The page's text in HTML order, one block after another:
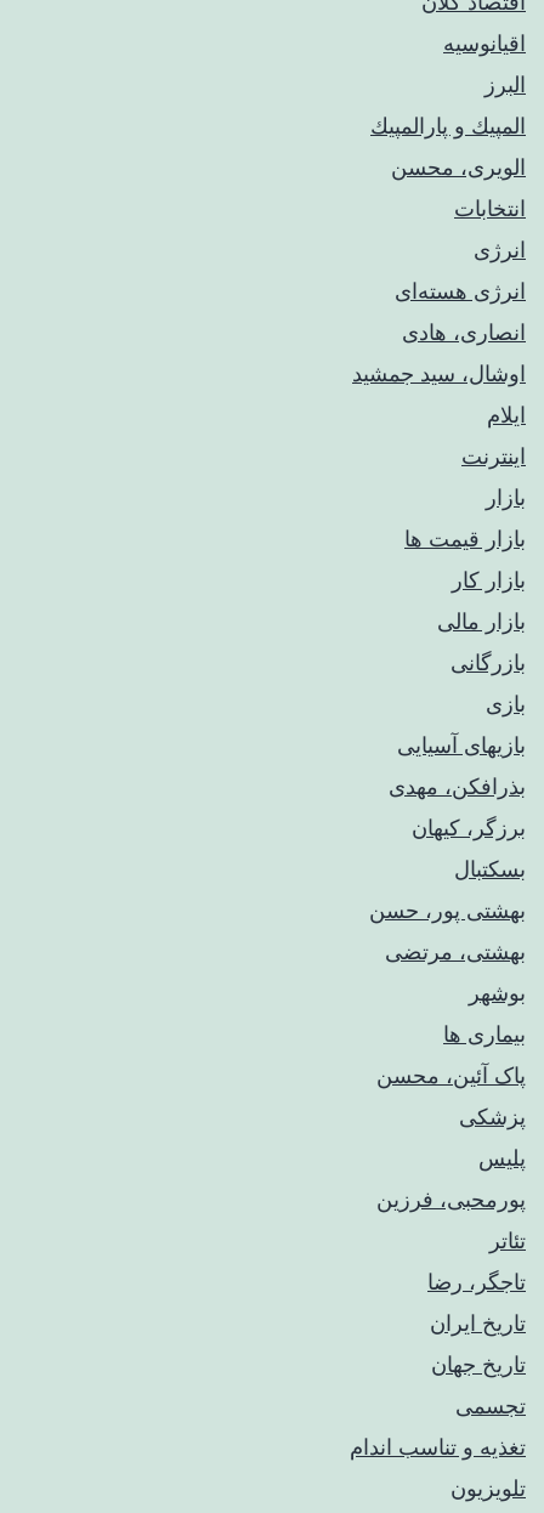
اقیانوسیه
البرز
المپيك و پارالمپيك
الویری، محسن
انتخابات
انرژی
انرژی هسته‌ای
انصاری، هادی
اوشال، سید جمشید
ایلام
اینترنت
بازار
بازار قیمت ها
بازار کار
بازار مالی
بازرگانی
بازی
بازیهای آسیایی
بذرافکن، مهدی
برزگر، کیهان
بسکتبال
بهشتی پور، حسن
بهشتی، مرتضی
بوشهر
بیماری ها
پاک آئین، محسن
پزشکی
پلیس
پورمحبی، فرزین
تئاتر
تاجگر، رضا
تاریخ ایران
تاریخ جهان
تجسمی
تغذیه و تناسب اندام
تلویزیون